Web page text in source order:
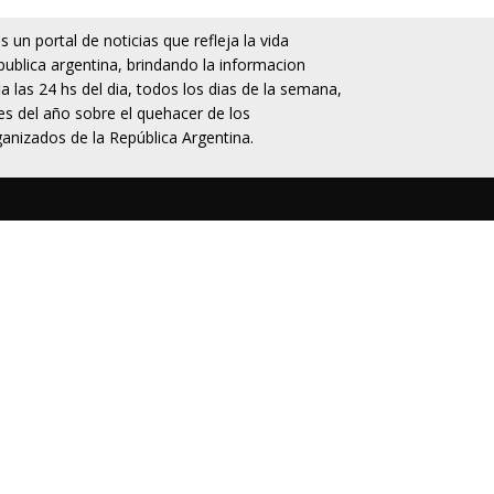
un portal de noticias que refleja la vida
argentina, brindando la informacion
las 24 hs del dia, todos los dias de la semana,
del año sobre el quehacer de los
de la República Argentina.